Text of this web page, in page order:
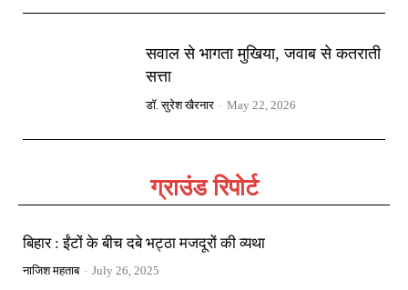
सवाल से भागता मुखिया, जवाब से कतराती
सत्ता
डॉ. सुरेश खैरनार - May 22, 2026
ग्राउंड रिपोर्ट
बिहार : ईंटों के बीच दबे भट्ठा मजदूरों की व्यथा
नाजिश महताब - July 26, 2025